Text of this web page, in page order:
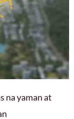
na yaman at